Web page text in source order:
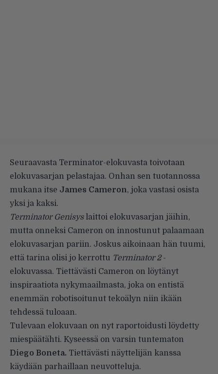
Seuraavasta Terminator-elokuvasta toivotaan
elokuvasarjan pelastajaa. Onhan sen tuotannossa
mukana itse James Cameron, joka vastasi osista
yksi ja kaksi.
Terminator Genisyslaittoi elokuvasarjan jäihin,
mutta onneksi Cameron on innostunut palaamaan
elokuvasarjan pariin. Joskus aikoinaan hän tuumi,
että tarina olisi jo kerrottu Terminator 2-
elokuvassa. Tiettävästi Cameron on löytänyt
inspiraatiota nykymaailmasta, joka on entistä
enemmän robotisoitunut tekoälyn niin ikään
tehdessä tuloaan.
Tulevaan elokuvaan on nyt raportoidusti löydetty
miespäätähti. Kyseessä on varsin tuntematon
Diego Boneta. Tiettävästi näyttelijän kanssa
käydään parhaillaan neuvotteluja.